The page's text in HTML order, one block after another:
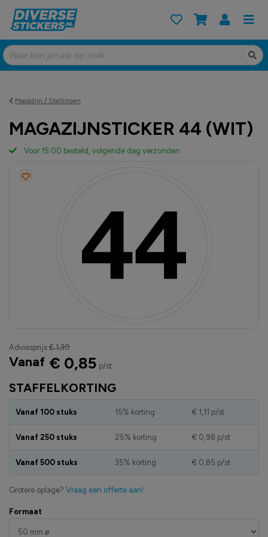
Magazijn / Stellingen
MAGAZIJNSTICKER 44 (WIT)
Formaat
STAFFELKORTING
Vanaf 100 stuks 15% korting € 1,11 p/st
Vanaf 250 stuks 25% korting € 0,98 p/st
Vanaf 500 stuks 35% korting € 0,85 p/st
Grotere oplage? Vraag een offerte aan!
Adviesprijs € 1,30
Vanaf € 0,85 p/st
Voor 15:00 besteld, volgende dag verzonden